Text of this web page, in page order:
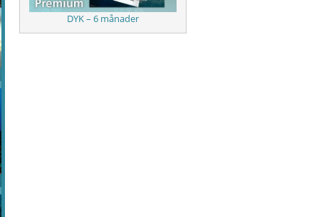
DYK – 6 månader